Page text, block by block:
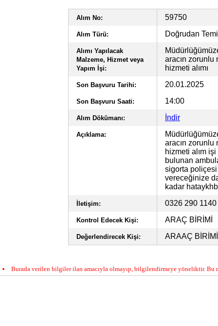
Alım No: 59750
Alım Türü: Doğrudan
Alımı Yapılacak
Malzeme, Hizmet veya
Yapım İşi:
aracın
hizmeti alımı
Son Başvuru Tarihi: 20.01.2025
Son Başvuru Saati: 14:00
Alım Dökümanı: İndir
Açıklama:
aracın
hizmeti alım
bulunan
sigorta
vereceğinize
kadar
İletişim: 0326 290 1140
Kontrol Edecek Kişi: ARAÇ BİRİMİ
Değerlendirecek Kişi: ARAAÇ BİRİMİ
Burada verilen bilgiler ilan amacıyla olmayıp, bilgilendirmeye yöneliktir. Bu